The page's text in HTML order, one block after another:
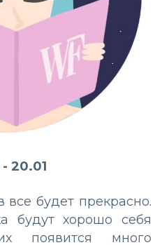
20.01
все будет прекрасно.
будут хорошо себя
появится много